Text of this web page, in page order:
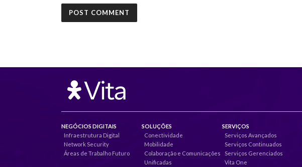
NEGÓCIOS DIGITAIS
Infraestrutura Digital
Network Security
Áreas de Trabalho Futuro
SOLUÇÕES
Conectividade
Mobilidade
Colaboração e Comunicações
Unificadas
SERVIÇOS
Serviços Avançados
Serviços Continuados
Serviços Gerenciados
Vita One